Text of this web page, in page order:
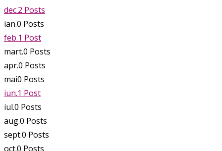
dec.2 Posts
ian.0 Posts
feb.1 Post
mart.0 Posts
apr.0 Posts
mai0 Posts
iun.1 Post
iul.0 Posts
aug.0 Posts
sept.0 Posts
oct.0 Posts